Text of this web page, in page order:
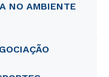
NO AMBIENTE